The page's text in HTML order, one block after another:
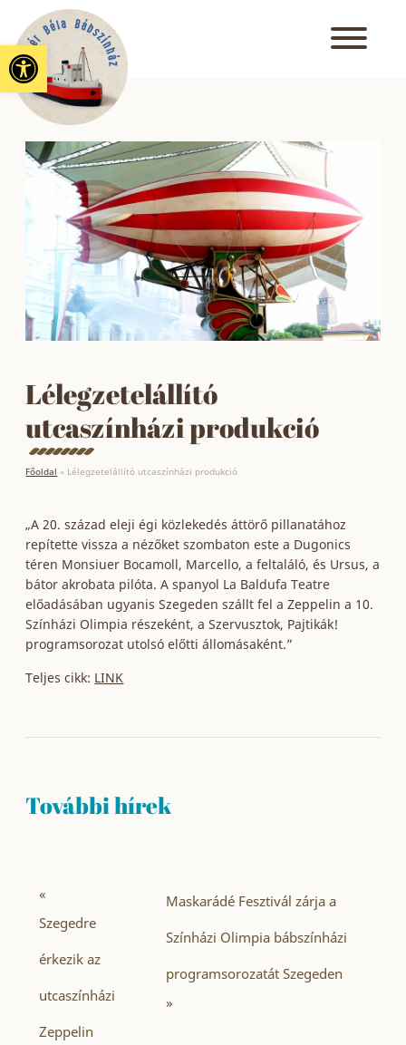
Eszköztár megnyitása
Lélegzetelállító
utcaszínházi produkció
Főoldal » Lélegzetelállító utcaszínházi produkció
„A 20. század eleji égi közlekedés áttörő pillanatához
repítette vissza a nézőket szombaton este a Dugonics
téren Monsiuer Bocamoll, Marcello, a feltaláló, és Ursus, a
bátor akrobata pilóta. A spanyol La Baldufa Teatre
előadásában ugyanis Szegeden szállt fel a Zeppelin a 10.
Színházi Olimpia részeként, a Szervusztok, Pajtikák!
programsorozat utolsó előtti állomásaként.”
Teljes cikk: LINK
További hírek
«
Szegedre
érkezik az
utcaszínházi
Zeppelin
Maskarádé Fesztivál zárja a
Színházi Olimpia bábszínházi
programsorozatát Szegeden
»